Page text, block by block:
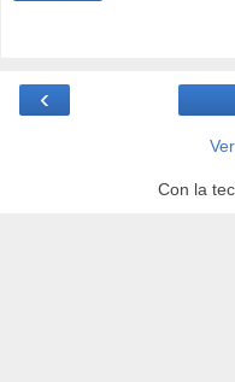
‹
Con la